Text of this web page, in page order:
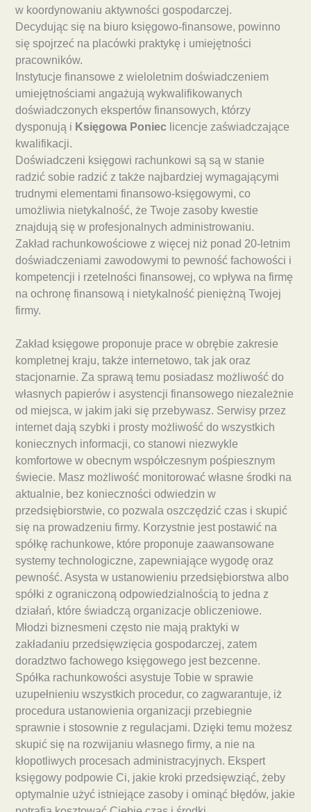
w koordynowaniu aktywności gospodarczej.
Decydując się na biuro księgowo-finansowe, powinno
się spojrzeć na placówki praktykę i umiejętności
pracowników.
Instytucje finansowe z wieloletnim doświadczeniem
umiejętnościami angażują wykwalifikowanych
doświadczonych ekspertów finansowych, którzy
dysponują i Księgowa Poniec licencje zaświadczające
kwalifikacji.
Doświadczeni księgowi rachunkowi są są w stanie
radzić sobie radzić z także najbardziej wymagającymi
trudnymi elementami finansowo-księgowymi, co
umożliwia nietykalność, że Twoje zasoby kwestie
znajdują się w profesjonalnych administrowaniu.
Zakład rachunkowościowe z więcej niż ponad 20-letnim
doświadczeniami zawodowymi to pewność fachowości i
kompetencji i rzetelności finansowej, co wpływa na firmę
na ochronę finansową i nietykalność pieniężną Twojej
firmy.
Zakład księgowe proponuje prace w obrębie zakresie
kompletnej kraju, także internetowo, tak jak oraz
stacjonarnie. Za sprawą temu posiadasz możliwość do
własnych papierów i asystencji finansowego niezależnie
od miejsca, w jakim jaki się przebywasz. Serwisy przez
internet dają szybki i prosty możliwość do wszystkich
koniecznych informacji, co stanowi niezwykle
komfortowe w obecnym współczesnym pośpiesznym
świecie. Masz możliwość monitorować własne środki na
aktualnie, bez konieczności odwiedzin w
przedsiębiorstwie, co pozwala oszczędzić czas i skupić
się na prowadzeniu firmy. Korzystnie jest postawić na
spółkę rachunkowe, które proponuje zaawansowane
systemy technologiczne, zapewniające wygodę oraz
pewność. Asysta w ustanowieniu przedsiębiorstwa albo
spółki z ograniczoną odpowiedzialnością to jedna z
działań, które świadczą organizacje obliczeniowe.
Młodzi biznesmeni często nie mają praktyki w
zakładaniu przedsięwzięcia gospodarczej, zatem
doradztwo fachowego księgowego jest bezcenne.
Spółka rachunkowości asystuje Tobie w sprawie
uzupełnieniu wszystkich procedur, co zagwarantuje, iż
procedura ustanowienia organizacji przebiegnie
sprawnie i stosownie z regulacjami. Dzięki temu możesz
skupić się na rozwijaniu własnego firmy, a nie na
kłopotliwych procesach administracyjnych. Ekspert
księgowy podpowie Ci, jakie kroki przedsięwziąć, żeby
optymalnie użyć istniejące zasoby i ominąć błędów, jakie